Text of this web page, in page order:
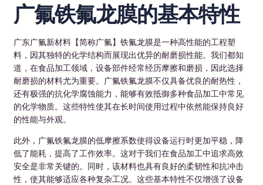
广氟铁氟龙膜的基本特性
广东广氟新材料【简称广氟】铁氟龙膜是一种高性能的工程塑
料，因其独特的化学结构而展现出优异的耐磨损性能。我们都知
道，在食品加工领域，设备部件经常经历摩擦和磨损，因此选择
耐磨损的材料尤为重要。广氟铁氟龙膜不仅具备优良的耐热性，
还有极强的抗化学腐蚀能力，能够有效抵御多种食品加工中常见
的化学物质。这些特性使其在长时间使用过程中依然能保持良好
的性能与外观。
此外，广氟铁氟龙膜的低摩擦系数使得设备运行时更加平稳，降
低了能耗，提高了工作效率。这对于我们在食品加工中追求高效
安全是非常关键的。同时，该材料也具有良好的柔韧性和抗冲击
性，使其能够适应各种复杂工况。这些基本特性不仅增强了设备